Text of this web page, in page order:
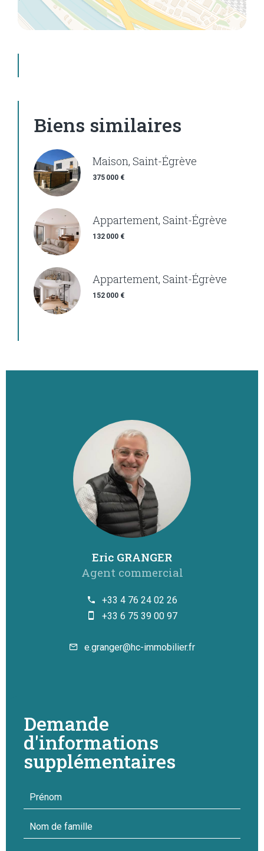
Biens similaires
Maison, Saint-Égrève
375 000 €
Appartement, Saint-Égrève
132 000 €
Appartement, Saint-Égrève
152 000 €
Eric GRANGER
Agent commercial
+33 4 76 24 02 26
+33 6 75 39 00 97
e.granger@hc-immobilier.fr
Demande
d'informations
supplémentaires